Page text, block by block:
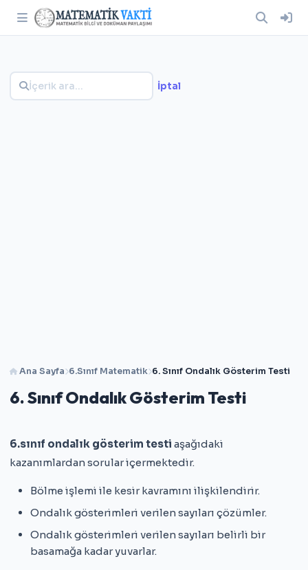
Ana Sayfa 6.Sınıf Matematik 6. Sınıf Ondalık Gösterim Testi
6. Sınıf Ondalık Gösterim Testi
6.sınıf ondalık gösterim testi aşağıdaki
kazanımlardan sorular içermektedir.
Bölme işlemi ile kesir kavramını ilişkilendirir.
Ondalık gösterimleri verilen sayıları çözümler.
Ondalık gösterimleri verilen sayıları belirli bir
basamağa kadar yuvarlar.
İptal